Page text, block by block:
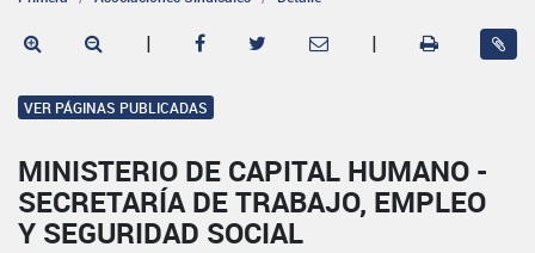
| |
VER PÁGINAS PUBLICADAS
MINISTERIO DE CAPITAL HUMANO -
SECRETARÍA DE TRABAJO, EMPLEO
Y SEGURIDAD SOCIAL